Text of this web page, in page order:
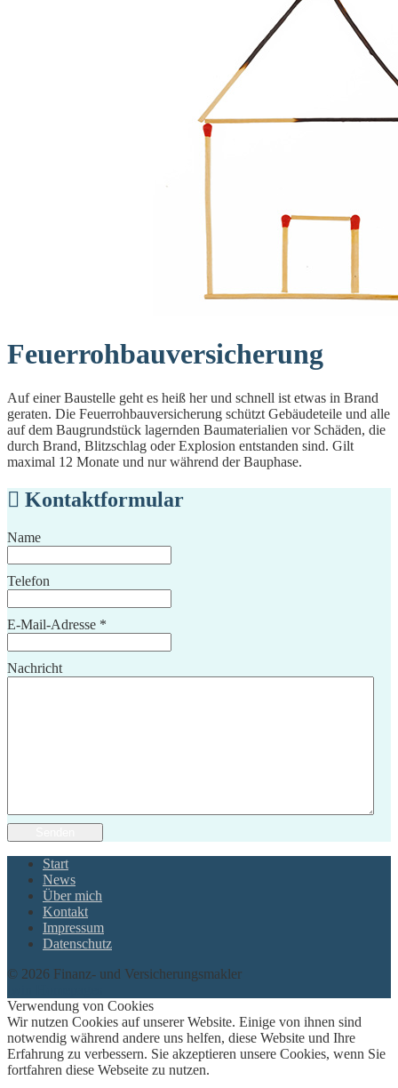
Feuerrohbauversicherung
Auf einer Baustelle geht es heiß her und schnell ist etwas in Brand
geraten. Die Feuerrohbauversicherung schützt Gebäudeteile und alle
auf dem Baugrundstück lagernden Baumaterialien vor Schäden, die
durch Brand, Blitzschlag oder Explosion entstanden sind. Gilt
maximal 12 Monate und nur während der Bauphase.
Kontaktformular
Name
Telefon
E-Mail-Adresse *
Nachricht
Start
News
Über mich
Kontakt
Impressum
Datenschutz
© 2026 Finanz- und Versicherungsmakler
Verwendung von Cookies
Wir nutzen Cookies auf unserer Website. Einige von ihnen sind
notwendig während andere uns helfen, diese Website und Ihre
Erfahrung zu verbessern. Sie akzeptieren unsere Cookies, wenn Sie
fortfahren diese Webseite zu nutzen.